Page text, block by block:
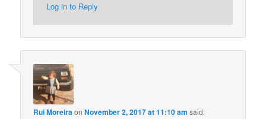
Log in to Reply
Rui Moreira onNovember 2, 2017 at 11:10 am said: